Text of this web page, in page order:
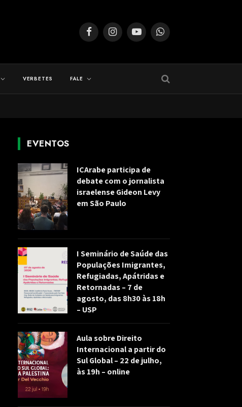
FacebookInstagramYouTubeWhatsApp
VERBETES FALE
EVENTOS
ICArabe participa de
debate com o jornalista
israelense Gideon Levy
em São Paulo
I Seminário de Saúde das
Populações Imigrantes,
Refugiadas, Apátridas e
Retornadas – 7 de
agosto, das 8h30 às 18h
– USP
Aula sobre Direito
Internacional a partir do
Sul Global – 22 de julho,
às 19h – online